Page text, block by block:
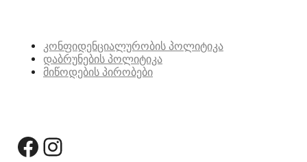
კონფიდენციალურობის პოლიტიკა
დაბრუნების პოლიტიკა
მიწოდების პირობები
Facebook
Instagram